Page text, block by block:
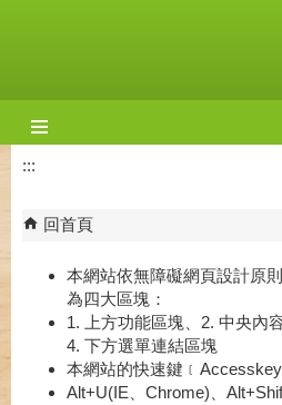
:::
回首頁
本網站依無障礙網頁設計原
為四大區塊：
1. 上方功能區塊、2. 中央內
4. 下方選單連結區塊
本網站的快速鍵
Alt+U(IE、Chrome)、